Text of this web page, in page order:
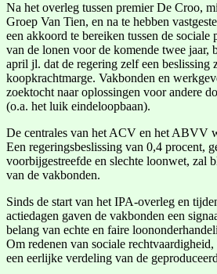
Na het overleg tussen premier De Croo,
Groep Van Tien, en na te hebben
een akkoord te bereiken tussen de sociale
van de lonen voor de komende twee jaar,
april jl. dat de regering zelf een beslissing
koopkrachtmarge. Vakbonden en
zoektocht naar oplossingen voor andere
(o.a. het luik eindeloopbaan).
De centrales van het ACV en het ABVV
Een regeringsbeslissing van 0,4 procent,
voorbijgestreefde en slechte loonwet, zal
van de vakbonden.
Sinds de start van het IPA-overleg en
actiedagen gaven de vakbonden een
belang van echte en faire
Om redenen van sociale
een eerlijke verdeling van de